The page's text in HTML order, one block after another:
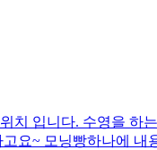
치 입니다. 수영을 하
요~ 모닝빵하나에 내